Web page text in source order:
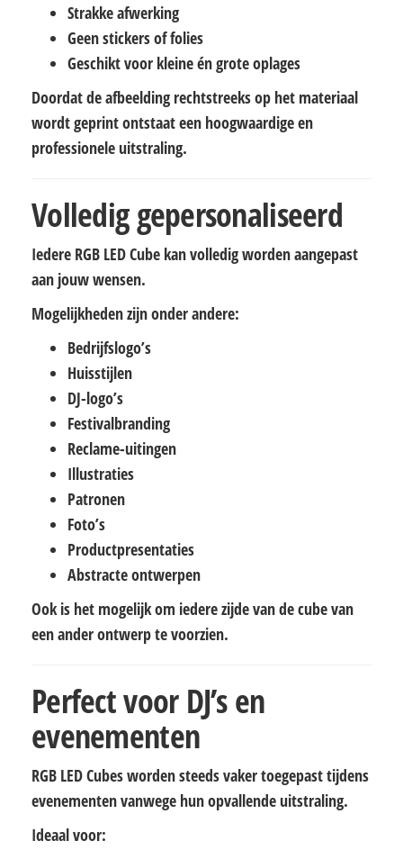
Strakke afwerking
Geen stickers of folies
Geschikt voor kleine én grote oplages
Doordat de afbeelding rechtstreeks op het materiaal
wordt geprint ontstaat een hoogwaardige en
professionele uitstraling.
Volledig gepersonaliseerd
Iedere RGB LED Cube kan volledig worden aangepast
aan jouw wensen.
Mogelijkheden zijn onder andere:
Bedrijfslogo’s
Huisstijlen
DJ-logo’s
Festivalbranding
Reclame-uitingen
Illustraties
Patronen
Foto’s
Productpresentaties
Abstracte ontwerpen
Ook is het mogelijk om iedere zijde van de cube van
een ander ontwerp te voorzien.
Perfect voor DJ’s en
evenementen
RGB LED Cubes worden steeds vaker toegepast tijdens
evenementen vanwege hun opvallende uitstraling.
Ideaal voor: